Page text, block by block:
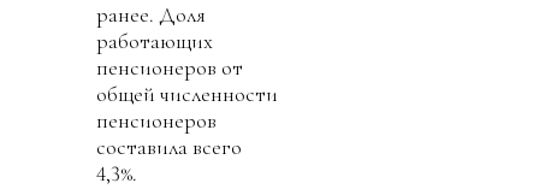
ранее. Доля
работающих
пенсионеров от
общей численности
пенсионеров
составила всего
4,3%.